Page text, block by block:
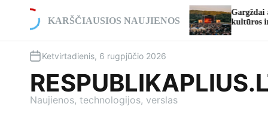
KARŠČIAUSIOS NAUJIENOS
rekonstrukcija ties
pakeitimai
Gargždai atšventė 773-iąjį
kultūros ir istorijos iki įspūdingų
Ketvirtadienis, 6 rugpjūčio 2026
Naujienos, technologijos, verslas